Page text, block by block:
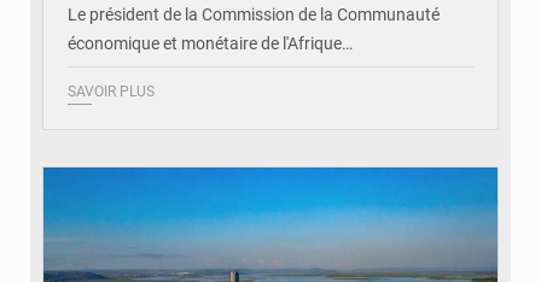
Le président de la Commission de la Communauté
économique et monétaire de l'Afrique…
SAVOIR PLUS